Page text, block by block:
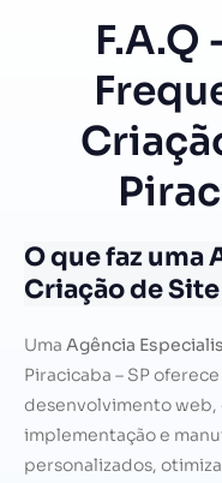
F.A.Q
O que faz uma
Criação de
Uma Agência
Piracicaba – SP
desenvolvimento web,
implementação e
personalizados,